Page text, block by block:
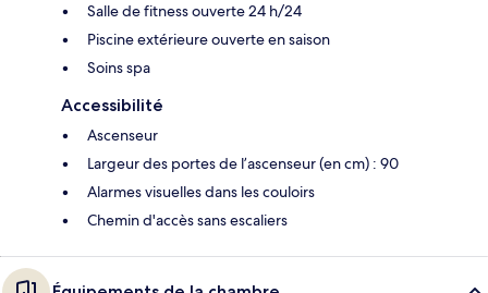
Salle de fitness ouverte 24 h/24
Piscine extérieure ouverte en saison
Soins spa
Accessibilité
Ascenseur
Largeur des portes de l’ascenseur (en cm) : 90
Alarmes visuelles dans les couloirs
Chemin d'accès sans escaliers